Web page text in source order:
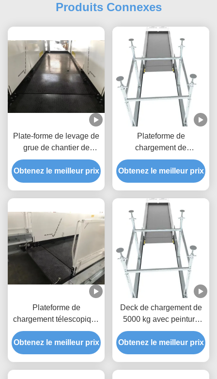
Produits Connexes
Plate-forme de levage de
grue de chantier de
construction de grande
hauteur rétractable 2600
mm Largeur MLP2600
Obtenez le meilleur prix
Plateforme de
chargement de
construction rétractable
de 2600 mm anti-
corrosion
Obtenez le meilleur prix
Plateforme de
chargement télescopique
de 2200 mm pour le
bâtiment
Obtenez le meilleur prix
Deck de chargement de
5000 kg avec peinture
époxy MLP2800-H
Obtenez le meilleur prix